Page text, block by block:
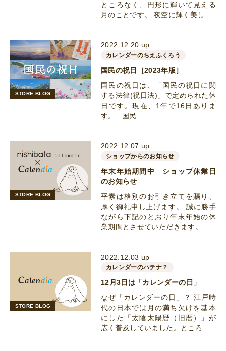
ところなく、円形に輝いて見える
月のことです。 夜空に輝く美し…
STORE BLOG
2022.12.20 up
カレンダーのちえふくろう
国民の祝日［2023年版］
国民の祝日は、「国民の祝日に関
する法律(祝日法)」で定められた休
日です。現在、1年で16日ありま
す。 国民…
STORE BLOG
2022.12.07 up
ショップからのお知らせ
年末年始期間中 ショップ休業日
のお知らせ
平素は格別のお引き立てを賜り、
厚く御礼申し上げます。 誠に勝手
ながら下記のとおり年末年始の休
業期間とさせていただきます。…
STORE BLOG
2022.12.03 up
カレンダーのハテナ？
12月3日は「カレンダーの日」
なぜ「カレンダーの日」？ 江戸時
代の日本では月の満ち欠けを基本
にした「太陰太陽暦（旧暦）」が
広く普及していました。ところ…